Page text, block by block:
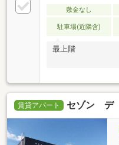
敷金なし
駐車場(近隣含)
最上階
賃貸アパート セゾン デ